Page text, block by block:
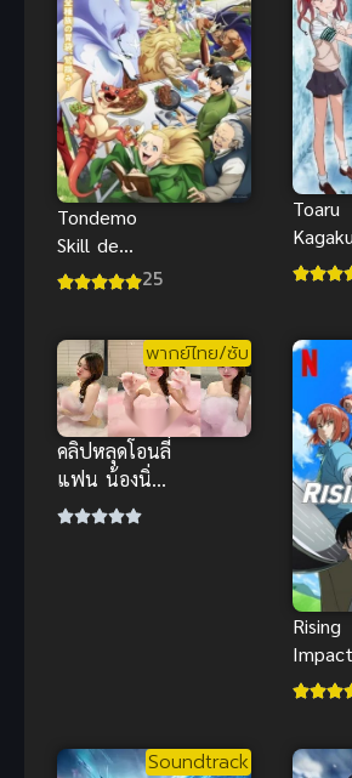
ไทย
Tondemo
Skill de
Isekai Hourou
25
Toaru
ภาค 1
ไทย)
พากย์ไทย/ซับ
คลิปหลุดโอนลี่
แฟน น้องนิ่ม
สาวหมวยหน้า
Rising
Impact
(2024)
Soundtrack